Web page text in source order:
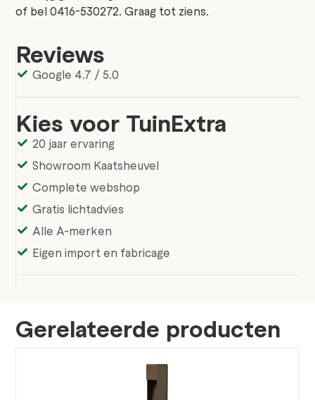
of bel 0416-530272. Graag tot ziens.
Reviews
Google 4.7 / 5.0
Kies voor TuinExtra
20 jaar ervaring
Showroom Kaatsheuvel
Complete webshop
Gratis lichtadvies
Alle A-merken
Eigen import en fabricage
Gerelateerde producten